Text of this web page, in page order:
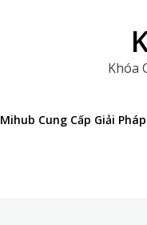
Khóa
Mihub Cung Cấp Giải